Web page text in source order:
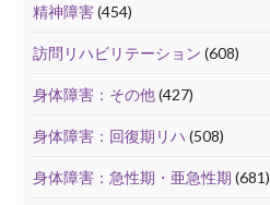
精神障害(454)
訪問リハビリテーション (608)
身体障害：その他(427)
身体障害：回復期リハ (508)
身体障害：急性期・亜急性期 (681)